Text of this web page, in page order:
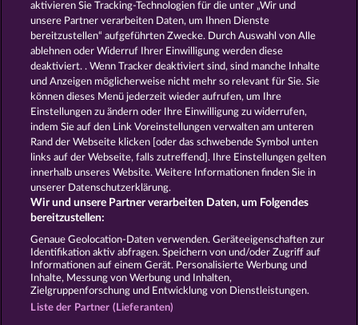
Gates Of Ishtar
AGB Datenschutz Impressum
Unternehmensseite
Affiliate-Programm
Widerruf einreichen
aktivieren Sie Tracking-Technologien für die unter „Wir und
unsere Partner verarbeiten Daten, um Ihnen Dienste
bereitzustellen“ aufgeführten Zwecke. Durch Auswahl von Alle
ablehnen oder Widerruf Ihrer Einwilligung werden diese
deaktiviert. . Wenn Tracker deaktiviert sind, sind manche Inhalte
und Anzeigen möglicherweise nicht mehr so ​​relevant für Sie. Sie
können dieses Menü jederzeit wieder aufrufen, um Ihre
Einstellungen zu ändern oder Ihre Einwilligung zu widerrufen,
indem Sie auf den Link Voreinstellungen verwalten am unteren
Rand der Webseite klicken [oder das schwebende Symbol unten
links auf der Webseite, falls zutreffend]. Ihre Einstellungen gelten
innerhalb unseres Website. Weitere Informationen finden Sie in
unserer Datenschutzerklärung.
Wir und unsere Partner verarbeiten Daten, um Folgendes
bereitzustellen:
Genaue Geolocation-Daten verwenden. Geräteeigenschaften zur
Identifikation aktiv abfragen. Speichern von und/oder Zugriff auf
Informationen auf einem Gerät. Personalisierte Werbung und
Inhalte, Messung von Werbung und Inhalten,
Zielgruppenforschung und Entwicklung von Dienstleistungen.
Liste der Partner (Lieferanten)